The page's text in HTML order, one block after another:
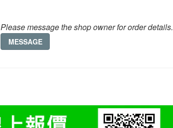
Please message the shop owner for order details.
MESSAGE